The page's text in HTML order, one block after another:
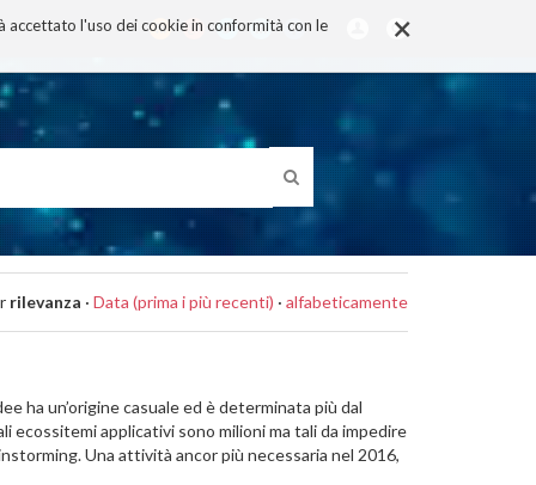
×
accettato l'uso dei cookie in conformità con le
rilevanza · Data (prima i più recenti) · alfabeticamente
ha un’origine casuale ed è determinata più dal
ecossitemi applicativi sono milioni ma tali da impedire
Una attività ancor più necessaria nel 2016,